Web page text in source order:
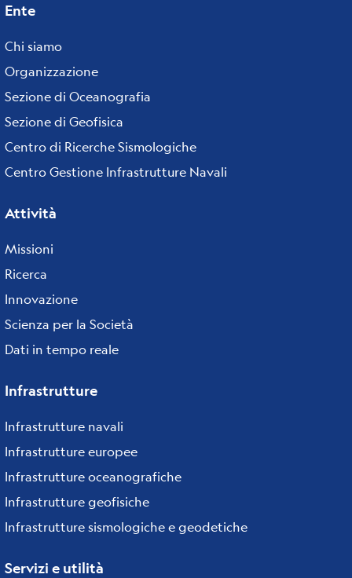
Footer
menu
Ente
Chi siamo
Organizzazione
Sezione di Oceanografia
Sezione di Geofisica
Centro di Ricerche Sismologiche
Centro Gestione Infrastrutture Navali
Attività
Missioni
Ricerca
Innovazione
Scienza per la Società
Dati in tempo reale
Infrastrutture
Infrastrutture navali
Infrastrutture europee
Infrastrutture oceanografiche
Infrastrutture geofisiche
Infrastrutture sismologiche e geodetiche
Servizi e utilità